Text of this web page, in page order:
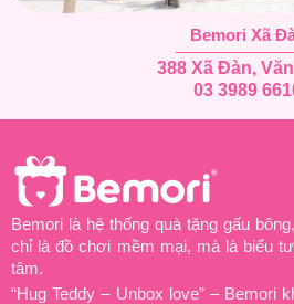
Bemori Xã
388 Xã Đàn,
03 3989
Bemori là hệ thống quà tặng gấu
chỉ là đồ chơi mềm mại, mà là biểu
tâm.
“Hug Teddy – Unbox love” – Bemori